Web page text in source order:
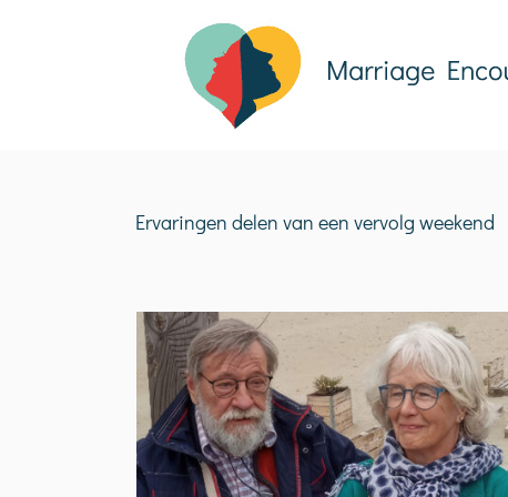
Ervaringen delen van een vervolg weekend